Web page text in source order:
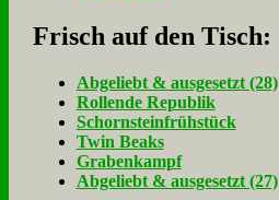
Frisch auf den Tisch:
Ab­ge­liebt & aus­ge­setzt (28)
Rol­len­de Re­pu­blik
Schorn­stein­früh­stück
Twin Beaks
Gra­ben­kampf
Ab­ge­liebt & aus­ge­setzt (27)